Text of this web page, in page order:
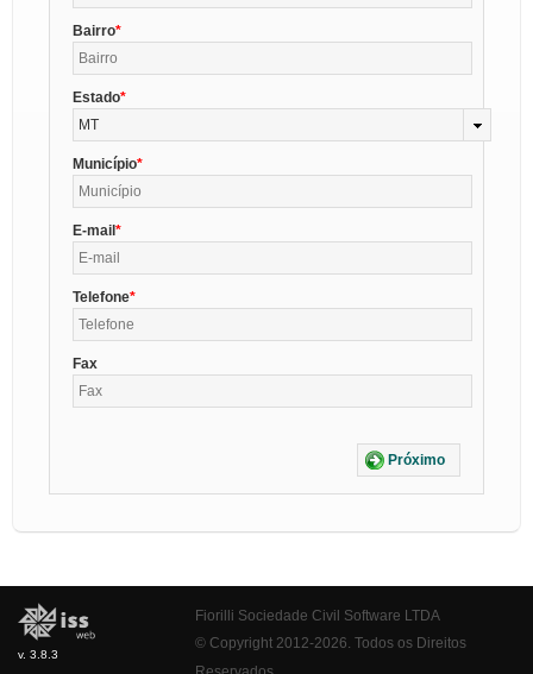
Bairro
Estado
MT
Município
E-mail
Telefone
Fax
Próximo
v. 3.8.3
Fiorilli Sociedade Civil Software LTDA
© Copyright 2012-2026. Todos os Direitos